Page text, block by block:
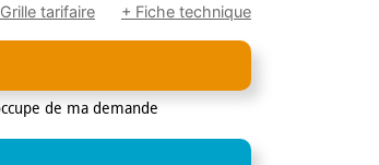
tarifaire
+ Fiche technique
de ma demande